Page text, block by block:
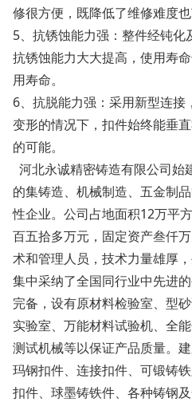
修很方便，既降低了维修难度也
5、抗锈蚀能力强：整件经钝
抗锈蚀能力大大提高，使用寿
用寿命。
6、抗脱能力强：采用新型连
变形的情况下，扣件始终能垂
的可能。
河北永诚精密铸造有限公司始
的集铸造、机械制造、五金制
性企业。公司占地面积12万平
百五拾多万元，固定资产叁仟
术和管理人员，技术力量雄厚
集中采纳了全国同行业中先进
完备，设有原材料检验室、型
实验室、万能材料试验机、全
测试机械等以保证产品质量。
玛钢扣件、连接扣件、可锻铸
扣件、球墨铸铁件、各种铸钢